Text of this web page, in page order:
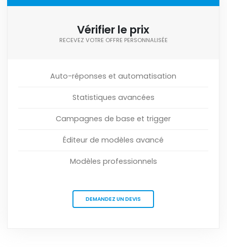
Vérifier le prix
RECEVEZ VOTRE OFFRE PERSONNALISÉE
Auto-réponses et automatisation
Statistiques avancées
Campagnes de base et trigger
Éditeur de modèles avancé
Modèles professionnels
DEMANDEZ UN DEVIS